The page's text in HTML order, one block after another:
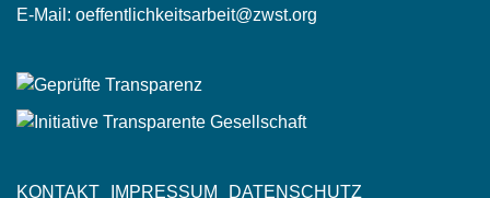
E-Mail: oeffentlichkeitsarbeit@zwst.org
KONTAKT IMPRESSUM
DATENSCHUTZ